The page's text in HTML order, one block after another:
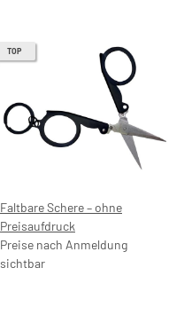
TOP
Faltbare Schere – ohne
Preisaufdruck
Preise nach Anmeldung
sichtbar